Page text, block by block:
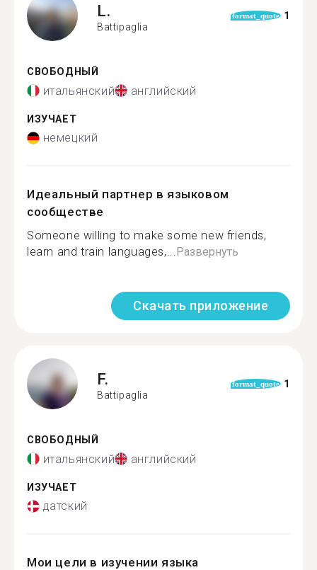
L.
Battipaglia
format_quote 1
СВОБОДНЫЙ
итальянский английский
ИЗУЧАЕТ
немецкий
Идеальный партнер в языковом
сообществе
Someone willing to make some new friends,
learn and train languages,...Развернуть
Скачать приложение
F.
Battipaglia
format_quote 1
СВОБОДНЫЙ
итальянский английский
ИЗУЧАЕТ
датский
Мои цели в изучении языка